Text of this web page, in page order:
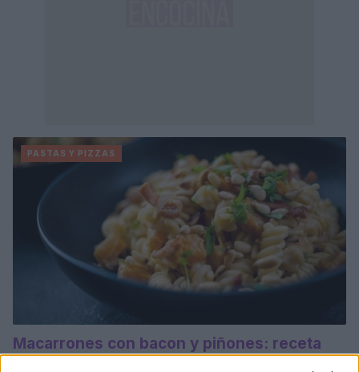
PASTAS Y PIZZAS
Macarrones con bacon y piñones: receta
deliciosa